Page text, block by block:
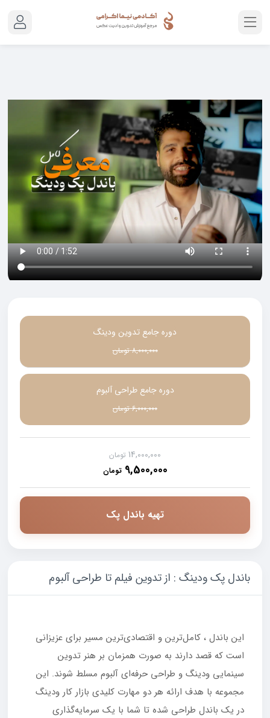
دوره جامع تدوین ودینگ
8,000,000 تومان
دوره جامع طراحی آلبوم
6,000,000 تومان
14,000,000 تومان
9,500,000 تومان
تهیه باندل پک
باندل پک ودینگ : از تدوین فیلم تا طراحی آلبوم
این باندل ، کامل‌ترین و اقتصادی‌ترین مسیر برای عزیزانی
است که قصد دارند به صورت همزمان بر هنر تدوین
سینمایی ودینگ و طراحی حرفه‌ای آلبوم مسلط شوند. این
مجموعه با هدف ارائه هر دو مهارت کلیدی بازار کار ودینگ
در یک باندل طراحی شده تا شما با یک سرمایه‌گذاری